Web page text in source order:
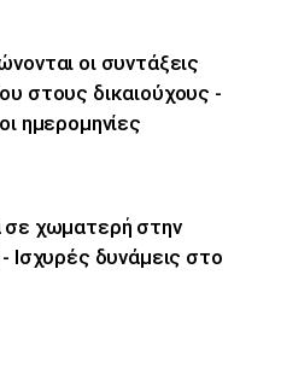
οι συντάξεις
στους δικαιούχους -
ημερομηνίες
χωματερή στην
Ισχυρές δυνάμεις στο